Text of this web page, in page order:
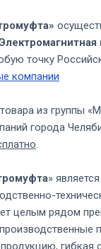
точку
компании
из группы
города
.
»
целым рядом
гибкая